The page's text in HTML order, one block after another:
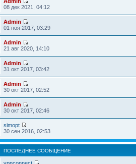
08 дек 2021, 04:12
Admin
01 ноя 2017, 03:29
Admin
21 авг 2020, 14:10
Admin
31 окт 2017, 03:42
Admin
30 окт 2017, 02:52
Admin
30 окт 2017, 02:46
simopt
30 сен 2016, 02:53
ПОСЛЕДНЕЕ СООБЩЕНИЕ
vpnconnect